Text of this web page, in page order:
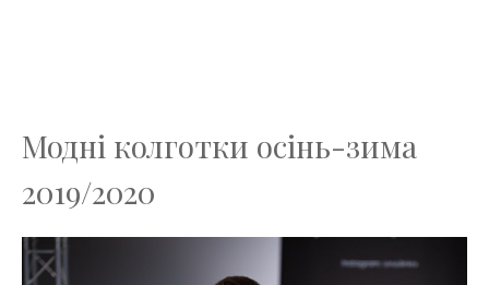
Модні колготки осінь-зима
2019/2020